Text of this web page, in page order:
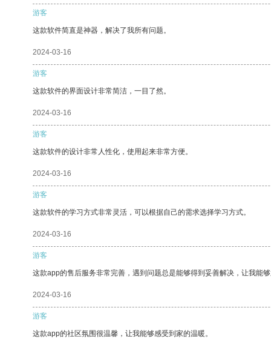
游客
这款软件简直是神器，解决了我所有问题。
2024-03-16
游客
这款软件的界面设计非常简洁，一目了然。
2024-03-16
游客
这款软件的设计非常人性化，使用起来非常方便。
2024-03-16
游客
这款软件的学习方式非常灵活，可以根据自己的需求选择学习方式。
2024-03-16
游客
这款app的售后服务非常完善，遇到问题总是能够得到妥善解决，让我能够
2024-03-16
游客
这款app的社区氛围很温馨，让我能够感受到家的温暖。